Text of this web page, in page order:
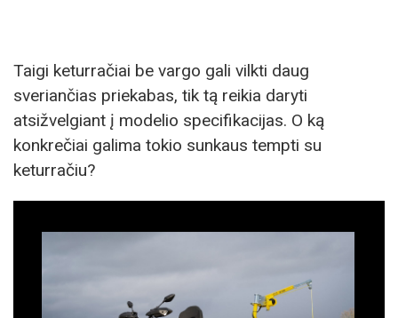
Taigi keturračiai be vargo gali vilkti daug
sveriančias priekabas, tik tą reikia daryti
atsižvelgiant į modelio specifikacijas. O ką
konkrečiai galima tokio sunkaus tempti su
keturračiu?